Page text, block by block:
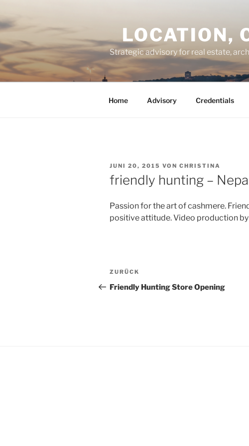
Inhalt
springen
LOCATION,
Strategic advisory for real estate,
Home Advisory Credentials
VERÖFFENTLICHT
AM
JUNI 20, 2015 VON CHRISTINA
friendly hunting –
Passion for the art of cashmere.
positiveattitude. Video production
Beitrags-
Navigation
Vorheriger
Beitrag
ZURÜCK
Friendly Hunting Store Opening